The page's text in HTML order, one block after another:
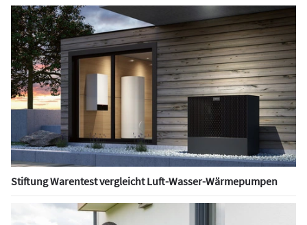
Stiftung Warentest vergleicht Luft-Wasser-Wärmepumpen